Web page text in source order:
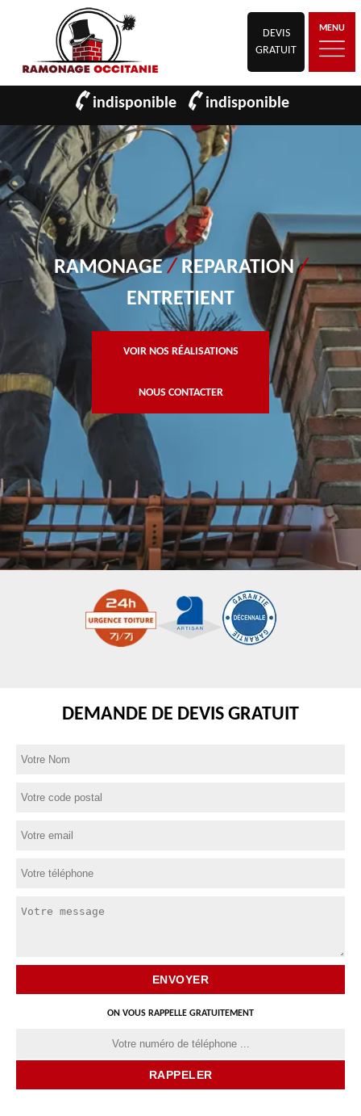
DEVIS
GRATUIT
MENU
indisponible indisponible
RAMONAGE/ REPARATION/
ENTRETIENT
VOIR NOS RÉALISATIONS
NOUS CONTACTER
DEMANDE DE DEVIS GRATUIT
ON VOUS RAPPELLE GRATUITEMENT